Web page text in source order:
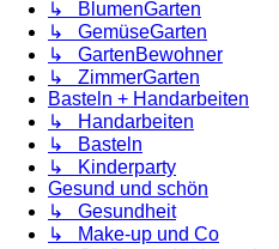
↳ BlumenGarten
↳ GemüseGarten
↳ GartenBewohner
↳ ZimmerGarten
Basteln + Handarbeiten
↳ Handarbeiten
↳ Basteln
↳ Kinderparty
Gesund und schön
↳ Gesundheit
↳ Make-up und Co